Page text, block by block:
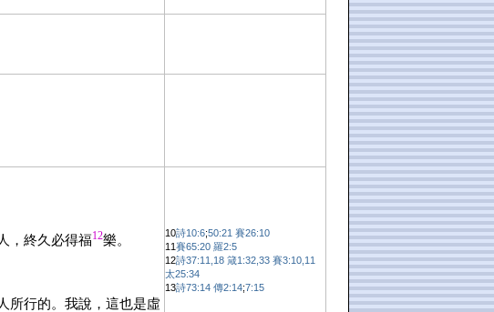
，終久必得福12樂。
所行的。我說，這也是虛
10詩10:6;50:21 賽26:10
11賽65:20 羅2:5
12詩37:11,18 箴1:32,33 賽3:10,11
太25:34
13詩73:14 傳2:14;7:15